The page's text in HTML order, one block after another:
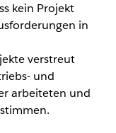
kein Projekt
in
verstreut
und
arbeiteten und